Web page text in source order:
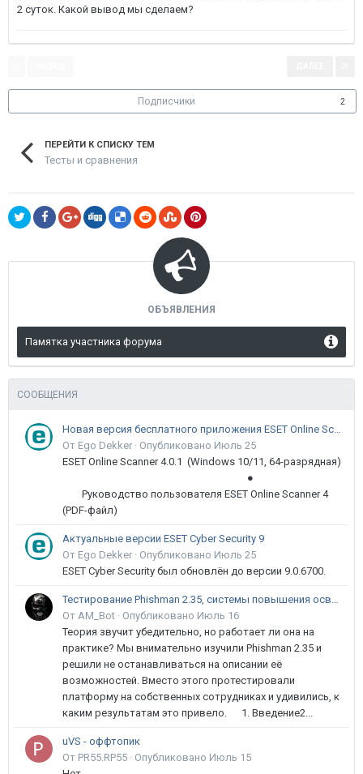
2 суток. Какой вывод мы сделаем?
Подписчики 2
ПЕРЕЙТИ К СПИСКУ ТЕМ
Тесты и сравнения
ОБЪЯВЛЕНИЯ
Памятка участника форума
СООБЩЕНИЯ
Новая версия бесплатного приложения ESET Online Scanner доступна пользователям
От Ego Dekker · Опубликовано Июль 25
ESET Online Scanner 4.0.1 (Windows 10/11, 64-разрядная)
●
Руководство пользователя ESET Online Scanner 4
(PDF-файл)
Актуальные версии ESET Cyber Security 9
От Ego Dekker · Опубликовано Июль 25
ESET Cyber Security был обновлён до версии 9.0.6700.
Тестирование Phishman 2.35, системы повышения осведомлённости пользователей в сфере ИБ
От AM_Bot · Опубликовано Июль 16
Теория звучит убедительно, но работает ли она на
практике? Мы внимательно изучили Phishman 2.35 и
решили не останавливаться на описании её
возможностей. Вместо этого протестировали
платформу на собственных сотрудниках и удивились, к
каким результатам это привело. 1. Введение2...
uVS - оффтопик
От PR55.RP55 · Опубликовано Июль 15